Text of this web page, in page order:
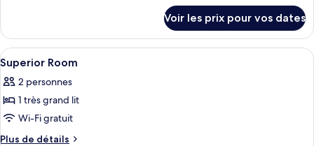
le
type
de
chambre
Suite
Présidentielle
Voir les prix pour vos dates
Afficher
toutes
les
photos
pour
ce
Minibar, coffres-forts dans les
5
Superior Room
2 personnes
1 très grand lit
Wi-Fi gratuit
Plus de détails
Plus